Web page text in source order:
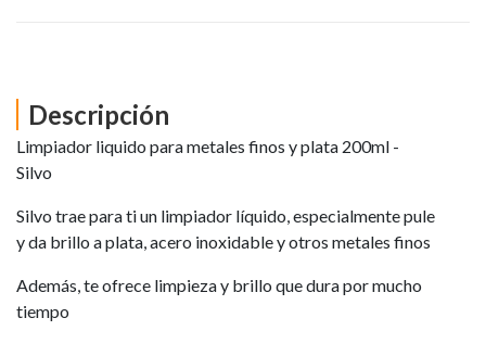
Descripción
Limpiador liquido para metales finos y plata 200ml -
Silvo
Silvo trae para ti un limpiador líquido, especialmente pule
y da brillo a plata, acero inoxidable y otros metales finos
Además, te ofrece limpieza y brillo que dura por mucho
tiempo